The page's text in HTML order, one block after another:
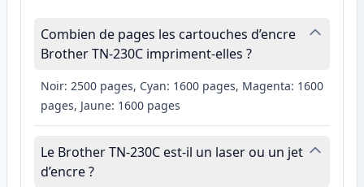
Combien de pages les cartouches d’encre
Brother TN-230C impriment-elles ?
Noir: 2500 pages, Cyan: 1600 pages, Magenta: 1600
pages, Jaune: 1600 pages
Le Brother TN-230C est-il un laser ou un jet
d’encre ?